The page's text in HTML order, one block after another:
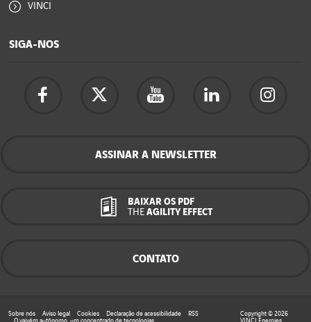
VINCI
SIGA-NOS
ASSINAR A NEWSLETTER
BAIXAR OS PDF
THE AGILITY EFFECT
CONTATO
Sobre nós Aviso legal Cookies Declaração de acessibilidade
RSS
O vaivém autônomo, um concentrado de tecnologias
Copyright © 2026
VINCI Energies